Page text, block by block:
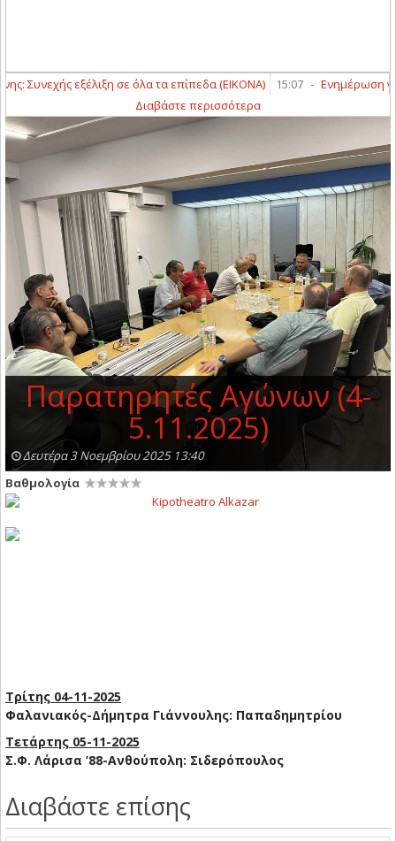
εξέλιξη σε όλα τα επίπεδα (ΕΙΚΟΝΑ) 15:07 - Ενημέρωση για
Διαβάστε περισσότερα
Παρατηρητές Αγώνων (4-
5.11.2025)
Δευτέρα 3 Νοεμβρίου 2025 13:40
Βαθμολογία
Τρίτης 04-11-2025
Φαλανιακός-Δήμητρα Γιάννουλης: Παπαδημητρίου
Τετάρτης 05-11-2025
Σ.Φ. Λάρισα ’88-Ανθούπολη: Σιδερόπουλος
Διαβάστε επίσης